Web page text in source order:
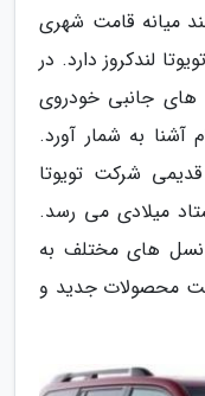
میانه قامت شهری
لندکروز دارد. در
های جانبی خودروی
آشنا به شمار آورد.
شرکت تویوتا
میلادی می رسد.
نسل های مختلف به
محصولات جدید و